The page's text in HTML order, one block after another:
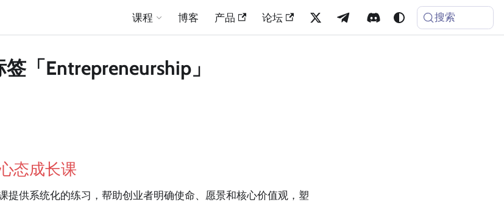
课程 博客 产品 论坛 搜索
「Entrepreneurship」
态成长课
提供系统化的练习，帮助创业者明确使命、愿景和核心价值观，塑